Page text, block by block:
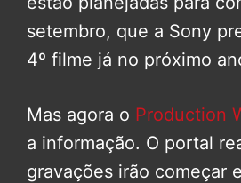
setembro, que a Sony
4º filme já no próximo
Mas agora o Production
a informação. O portal
gravações irão começar